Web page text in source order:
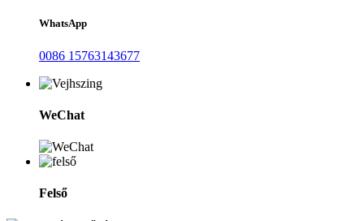
WhatsApp
0086 15763143677
WeChat
Felső